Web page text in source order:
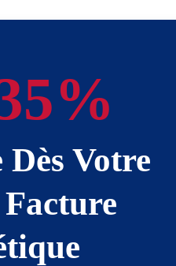
Dès Votre